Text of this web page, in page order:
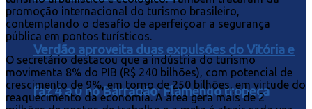
Verdão aproveita duas expulsões do Vitória e
faz 4 a 0 no Barradão; Flamengo tropeça
promoção internacional do turismo brasileiro,
contemplando o desafio de aperfeiçoar a segurança
pública em pontos turísticos.
O secretário destacou que a indústria do turismo
movimenta 8% do PIB (R$ 240 bilhões), com potencial de
crescimento de 9%, em torno de 250 bilhões, em virtude do
reaquecimento da economia. A área gera mais de 2